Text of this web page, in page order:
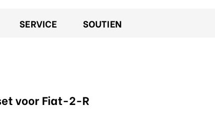
SERVICE SOUTIEN
voor Fiat-2-R